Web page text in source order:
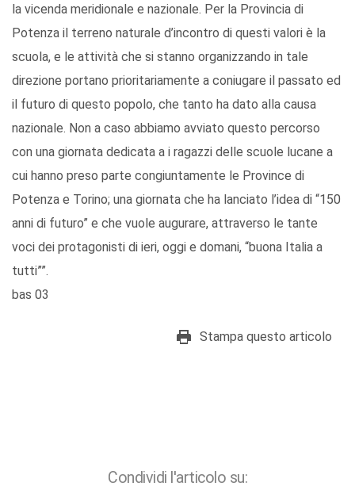
la vicenda meridionale e nazionale. Per la Provincia di
Potenza il terreno naturale d’incontro di questi valori è la
scuola, e le attività che si stanno organizzando in tale
direzione portano prioritariamente a coniugare il passato ed
il futuro di questo popolo, che tanto ha dato alla causa
nazionale. Non a caso abbiamo avviato questo percorso
con una giornata dedicata a i ragazzi delle scuole lucane a
cui hanno preso parte congiuntamente le Province di
Potenza e Torino; una giornata che ha lanciato l’idea di “150
anni di futuro” e che vuole augurare, attraverso le tante
voci dei protagonisti di ieri, oggi e domani, “buona Italia a
tutti””.
bas 03
Stampa questo articolo
Condividi l'articolo su: